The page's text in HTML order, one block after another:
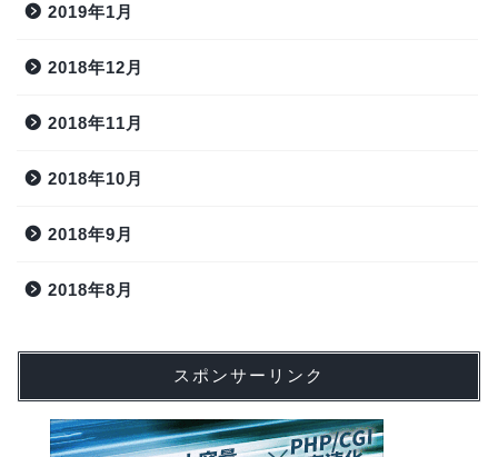
2019年1月
2018年12月
2018年11月
2018年10月
2018年9月
2018年8月
スポンサーリンク